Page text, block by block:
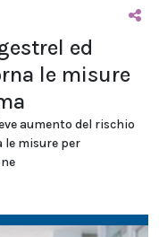
ed
le misure
aumento del rischio
le misure per